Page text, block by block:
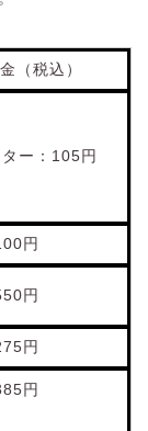
（税込）
ー：105円
円
円
円
円